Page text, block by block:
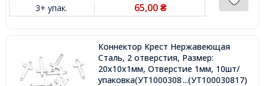
3+ упак. 65,00₴
Коннектор Крест Нержавеющая
Сталь, 2 отверстия, Размер:
20х10х1мм, Отверстие 1мм, 10шт/
упаковка(УТ100030817)...(УТ100030817)